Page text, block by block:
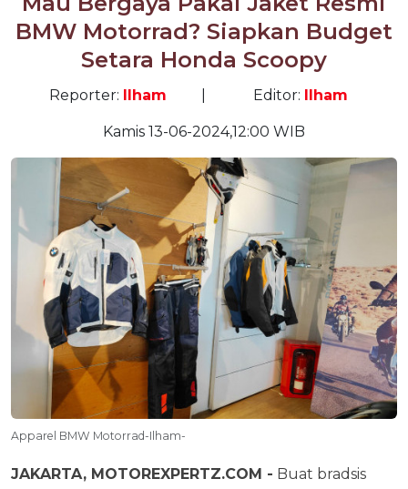
BMW Motorrad? Siapkan Budget
Setara Honda Scoopy
Reporter: Ilham Editor: Ilham
Kamis 13-06-2024,12:00 WIB
Apparel BMW Motorrad-Ilham-
JAKARTA, MOTOREXPERTZ.COM - Buat bradsis